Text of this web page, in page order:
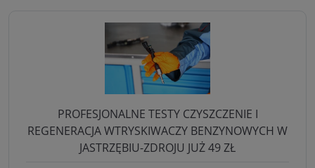
PROFESJONALNE TESTY CZYSZCZENIE I
REGENERACJA WTRYSKIWACZY BENZYNOWYCH W
JASTRZĘBIU-ZDROJU JUŻ 49 ZŁ